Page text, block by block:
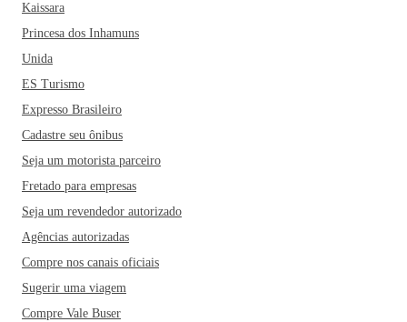
Kaissara
Princesa dos Inhamuns
Unida
ES Turismo
Expresso Brasileiro
Cadastre seu ônibus
Seja um motorista parceiro
Fretado para empresas
Seja um revendedor autorizado
Agências autorizadas
Compre nos canais oficiais
Sugerir uma viagem
Compre Vale Buser